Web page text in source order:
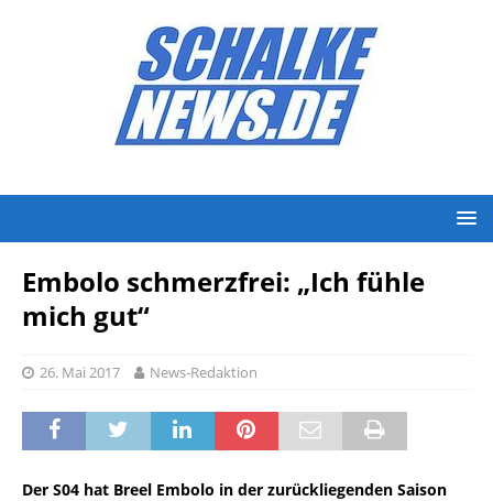
Embolo schmerzfrei: „Ich fühle
mich gut“
26. Mai 2017 News-Redaktion
Der S04 hat Breel Embolo in der zurückliegenden Saison